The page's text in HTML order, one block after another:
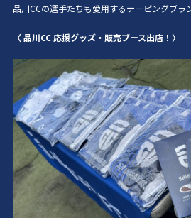
品川CCの選手たちも愛用するテーピングブラ
〈 品川CC 応援グッズ・販売ブース出店！〉